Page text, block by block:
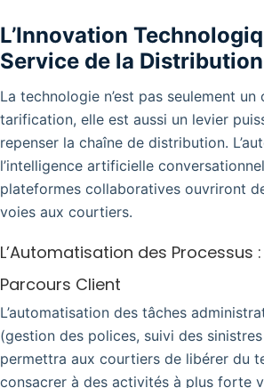
L’Innovation
Service de la Distribution
La technologie n’est pas seulement
tarification, elle est aussi un levier
repenser la chaîne de distribution.
l’intelligence artificielle
plateformes collaboratives ouvriront
voies aux courtiers.
L’Automatisation des Processus
Parcours Client
L’automatisation des tâches
(gestion des polices, suivi des
permettra aux courtiers de libérer du
consacrer à des activités à plus forte